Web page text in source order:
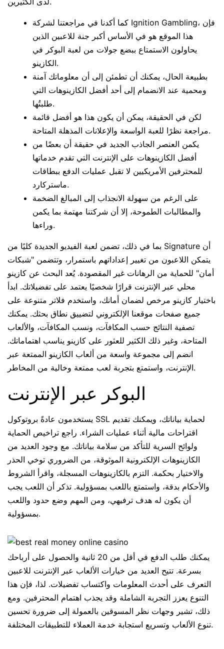
كما أكدنا في مراجعتنا لشركة Ignition Gambling، فإن
هذا الموقع هو في الأساس أكبر جنة للاعبين الذين
يحاولون الاستمتاع ببضع جولات من لعبة البوكر في
الكازينو.
بطبيعة الحال، يمكنك أن تطمئن إلى أن معلوماتك آمنة
ومحمية عند الانضمام إلى أحد أفضل الكازينوهات التي
طلبتُها.
لكن في الحقيقة، يمكن أن يكون هذا هو أفضل قائمة
مراجعة نظرًا للعبة الواسعة والإعلانات المذهلة المتاحة.
يكمن العنصر الجاذب الجديد في حقيقة أن بعضًا من
أفضل الكازينوهات على الإنترنت التي تقدم خدماتها
للمحترفين الأمريكيين لا تقبل عمليات الدفع ببطاقات
ماستركارد.
على الرغم من سهولة الانجذاب إلى المبالغ الضخمة
والمطالبات الطموحة، إلا أن شركتنا مهتمة بما يكمن
وراءها.
بما في ذلك، تضمن لعبة الفيديو الجديدة كليًا من Signature أن
يتمكن اللاعبون من تغيير إعداداتهم باستمرار، وتتضمن "شبكات
أمان" للحماية من الرهانات غير المقصودة. يُعد البحث عن كازينو
محلي عبر الإنترنت قرارًا شخصيًا يعتمد على تفضيلاتك. ابدأ
باختيار كازينو مرخص لضمان أمانك، واستخدم فلاتر متنوعة على
جميع صفحات موقعنا الإلكتروني لتضييق نطاق بحثك. يمكنك
تصفية النتائج حسب المكافآت، ونسب المكافآت، والألعاب
المتاحة، وغير ذلك الكثير للعثور على كازينو يناسب اهتماماتك.
انضم إلى مجموعة واسعة من ألعاب الكازينو الممتعة عبر
الإنترنت، واستمتع بتجربة لعب ممتعة وخالية من المخاطر.
البوكر عبر الإنترنت
يستخدمون عادةً بروتوكول SSL لحماية بياناتك، ويمكنك تقديم
اقتراحات مالية أثناء عمليات الشراء. راجع تراخيص الحماية
ولوائح السرية للتأكد من سلامة بياناتك. مع وجود العديد من
الكازينوهات الإلكترونية الموثوقة، من الضروري توخي الحذر
والاختيار بحكمة. التزم بالكازينوهات المسجلة، واقرأ الشروط
والأحكام بدقة، واستمتع باللعب بمسؤولية. تذكر أن اللعب يجب
أن يكون له هدف ترفيهي، ومن المهم وضع حدود واللعب
بمسؤولية.
يمكنك طلب الدفع في أقل من 20 ثانية والحصول على أرباحك
بسرعة. تتيح العديد من خيارات الألعاب عبر الإنترنت للاعبين
التعرف على أحدث المعلومات واكتساب تفضيلات. لذا، فإن هذا
التنوع يعزز التجربة الشاملة وقد يجذب اهتمام المحترفين. ومع
ذلك، تشير وجهات نظر المسوقين بالعمولة إلى ضرورة تحسين
تنوع الألعاب وتسريع استجابة خدمة العملاء للتطبيقات المختلفة.